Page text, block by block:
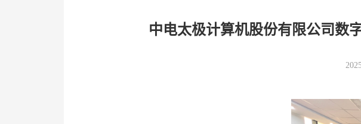
中电太极计算机股份有限公司数